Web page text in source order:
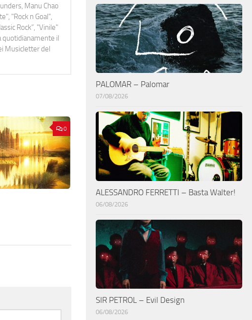
Manu Chao
"Rock n Goal",
Rock”, "Vinile"
quotidianamente il
Musicletter del
0
PALOMAR – Palomar
07/08/2026
ALESSANDRO FERRETTI – Basta Walter!
06/08/2026
SIR PETROL – Evil Design
06/08/2026